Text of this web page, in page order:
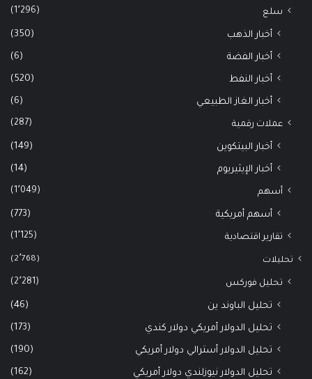
سلع (1٬296)
أخبار الذهب (350)
أخبار الفضة (6)
أخبار النفط (520)
أخبار الغاز الطبيعي (6)
عملات رقمية (287)
أخبار البيتكوين (149)
أخبار الإيثيريوم (14)
أسهم (1٬049)
أسهم أمريكية (773)
تقارير اقتصادية (1٬125)
تحليلات (2٬768)
تحليل فوركس (2٬281)
تحليل الباوند ين (46)
تحليل الدولار أمريكي دولار كندي (173)
تحليل الدولار أسترالي دولار أمريكي (190)
تحليل الدولار نيوزلندي دولار أمريكي (162)